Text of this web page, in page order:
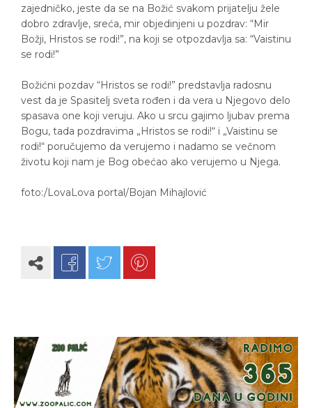
zajedničko, jeste da se na Božić svakom prijatelju žele
dobro zdravlje, sreća, mir objedinjeni u pozdrav: “Mir
Božji, Hristos se rodi!”, na koji se otpozdavlja sa: “Vaistinu
se rodi!”
Božićni pozdav “Hristos se rodi!” predstavlja radosnu
vest da je Spasitelj sveta rođen i da vera u Njegovo delo
spasava one koji veruju. Ako u srcu gajimo ljubav prema
Bogu, tada pozdravima „Hristos se rodi!“ i „Vaistinu se
rodi!“ poručujemo da verujemo i nadamo se večnom
životu koji nam je Bog obećao ako verujemo u Njega.
foto:/LovaLova portal/Bojan Mihajlović